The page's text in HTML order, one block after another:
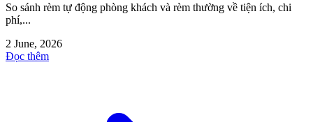
So sánh rèm tự động phòng khách và rèm thường về tiện ích, chi
phí,...
2 June, 2026
Đọc thêm